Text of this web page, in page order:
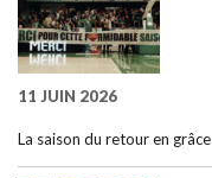
11 JUIN 2026
La saison du retour en grâce